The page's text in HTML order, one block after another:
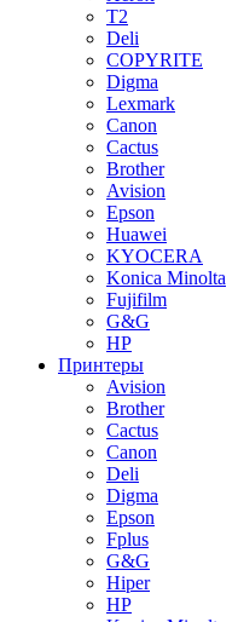
T2
Deli
COPYRITE
Digma
Lexmark
Canon
Cactus
Brother
Avision
Epson
Huawei
KYOCERA
Konica Minolta
Fujifilm
G&G
HP
Принтеры
Avision
Brother
Cactus
Canon
Deli
Digma
Epson
Fplus
G&G
Hiper
HP